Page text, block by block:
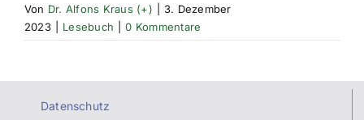
Von Dr. Alfons Kraus (+)
3. Dezember
2023
Lesebuch 0 Kommentare
Datenschutz